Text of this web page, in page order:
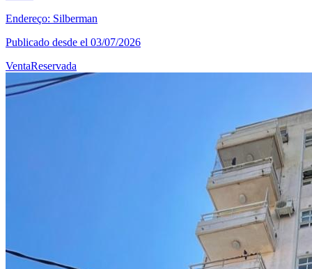
Endereço: Silberman
Publicado desde el 03/07/2026
VentaReservada